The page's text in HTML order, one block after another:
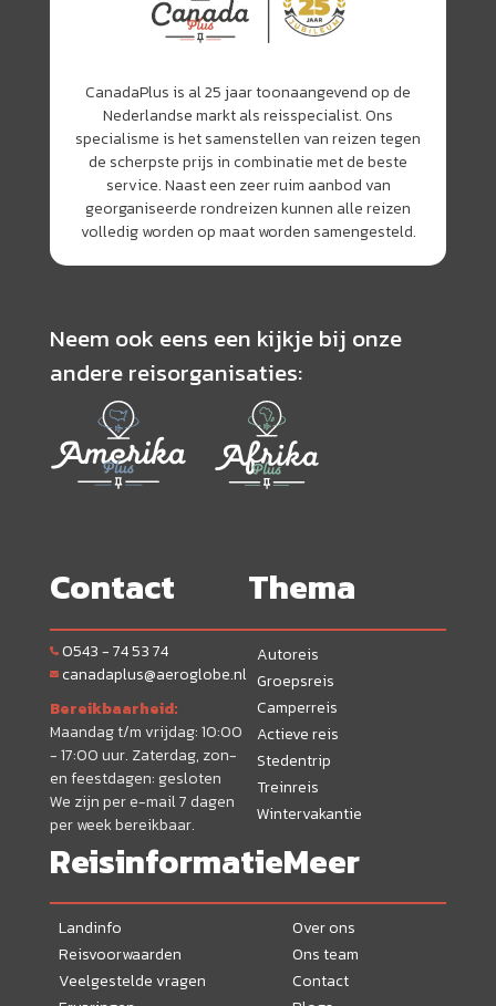
CanadaPlus is al 25 jaar toonaangevend op de
Nederlandse markt als reisspecialist. Ons
specialisme is het samenstellen van reizen tegen
de scherpste prijs in combinatie met de beste
service. Naast een zeer ruim aanbod van
georganiseerde rondreizen kunnen alle reizen
volledig worden op maat worden samengesteld.
Neem ook eens een kijkje bij onze
andere reisorganisaties:
Contact
0543 - 74 53 74
canadaplus@aeroglobe.nl
Bereikbaarheid:
Maandag t/m vrijdag: 10:00
- 17:00 uur. Zaterdag, zon-
en feestdagen: gesloten
We zijn per e-mail 7 dagen
per week bereikbaar.
Thema
Autoreis
Groepsreis
Camperreis
Actieve reis
Stedentrip
Treinreis
Wintervakantie
Reisinformatie
Landinfo
Reisvoorwaarden
Veelgestelde vragen
Meer
Over ons
Ons team
Contact